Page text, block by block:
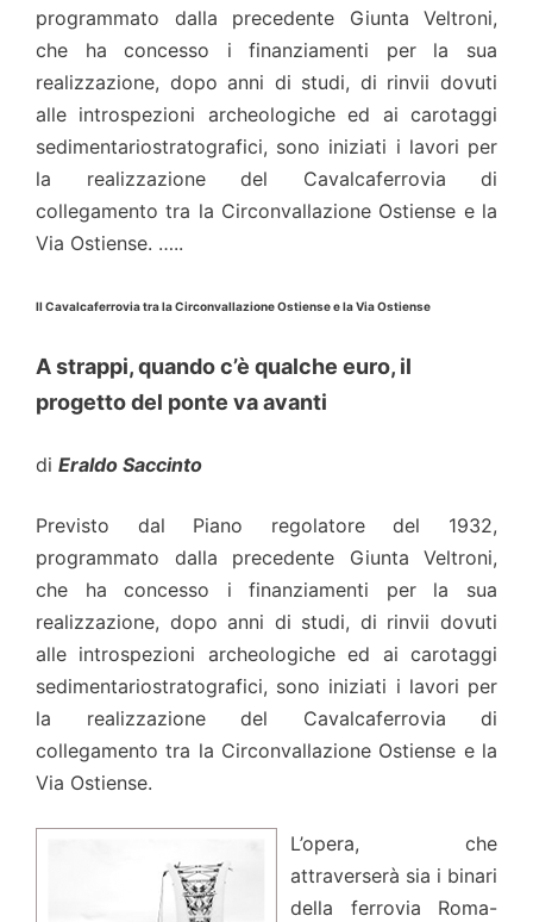
programmato dalla precedente Giunta Veltroni,
che ha concesso i finanziamenti per la sua
realizzazione, dopo anni di studi, di rinvii dovuti
alle introspezioni archeologiche ed ai carotaggi
sedimentariostratografici, sono iniziati i lavori per
la realizzazione del Cavalcaferrovia di
collegamento tra la Circonvallazione Ostiense e la
Via Ostiense. …..
Il Cavalcaferrovia tra la Circonvallazione Ostiense e la Via Ostiense
A strappi, quando c’è qualche euro, il
progetto del ponte va avanti
di Eraldo Saccinto
Previsto dal Piano regolatore del 1932,
programmato dalla precedente Giunta Veltroni,
che ha concesso i finanziamenti per la sua
realizzazione, dopo anni di studi, di rinvii dovuti
alle introspezioni archeologiche ed ai carotaggi
sedimentariostratografici, sono iniziati i lavori per
la realizzazione del Cavalcaferrovia di
collegamento tra la Circonvallazione Ostiense e la
Via Ostiense.
L’opera, che
attraverserà sia i binari
della ferrovia Roma-